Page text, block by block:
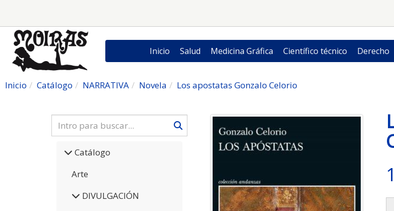
Inicio Salud Medicina Gráfica Científico técnico Derecho
Inicio Catálogo NARRATIVA Novela Los apostatas Gonzalo Celorio
Catálogo
Arte
DIVULGACIÓN